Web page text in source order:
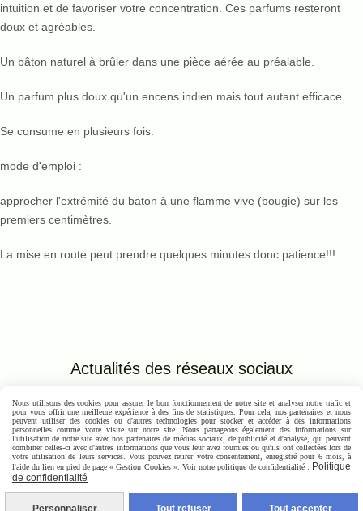
intuition et de favoriser votre concentration. Ces parfums resteront
doux et agréables.
Un bâton naturel à brûler dans une pièce aérée au préalable.
Un parfum plus doux qu'un encens indien mais tout autant efficace.
Se consume en plusieurs fois.
mode d'emploi :
approcher l'extrémité du baton à une flamme vive (bougie) sur les
premiers centimètres.
La mise en route peut prendre quelques minutes donc patience!!!
Actualités des réseaux sociaux
Facebook est désactivé. Autoriser
Facebook est désactivé. Autoriser
confidentialité Gestion cookies Mon Compte Créer un site internet
Nous utilisons des cookies pour assurer le bon fonctionnement de notre site et analyser notre trafic et
pour vous offrir une meilleure expérience à des fins de statistiques. Pour cela, nos partenaires et nous
peuvent utiliser des cookies ou d'autres technologies pour stocker et accéder à des informations
personnelles comme votre visite sur notre site. Nous partageons également des informations sur
l'utilisation de notre site avec nos partenaires de médias sociaux, de publicité et d'analyse, qui peuvent
combiner celles-ci avec d'autres informations que vous leur avez fournies ou qu'ils ont collectées lors de
votre utilisation de leurs services. Vous pouvez retirer votre consentement, enregistré pour 6 mois, à
l'aide du lien en pied de page « Gestion Cookies ». Voir notre politique de confidentialité : Politique
de confidentialité
Personnaliser Tout refuser Tout accepter